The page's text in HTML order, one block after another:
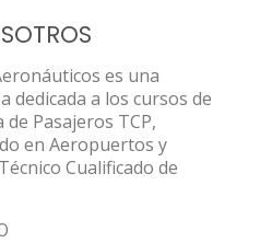
es una
dedicada a los cursos de
Pasajeros TCP,
en Aeropuertos y
Cualificado de